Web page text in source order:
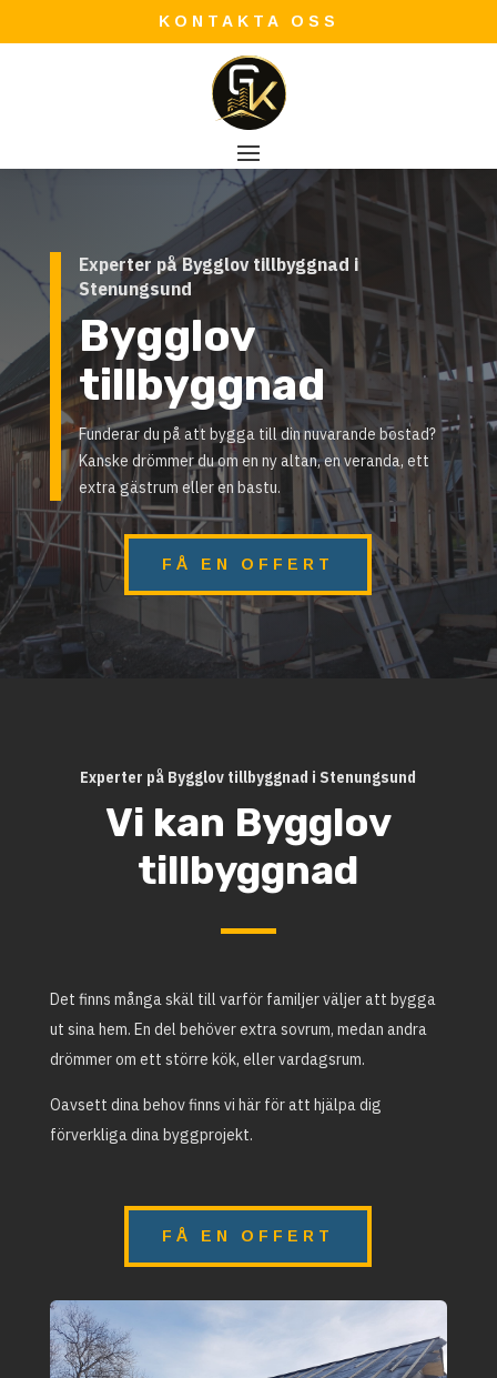
KONTAKTA OSS
Experter på Bygglov tillbyggnad i
Stenungsund
Bygglov
tillbyggnad
Funderar du på att bygga till din nuvarande bostad?
Kanske drömmer du om en ny altan, en veranda, ett
extra gästrum eller en bastu.
FÅ EN OFFERT
Experter på Bygglov tillbyggnad i Stenungsund
Vi kan Bygglov
tillbyggnad
Det finns många skäl till varför familjer väljer att bygga
ut sina hem. En del behöver extra sovrum, medan andra
drömmer om ett större kök, eller vardagsrum.
Oavsett dina behov finns vi här för att hjälpa dig
förverkliga dina byggprojekt.
FÅ EN OFFERT